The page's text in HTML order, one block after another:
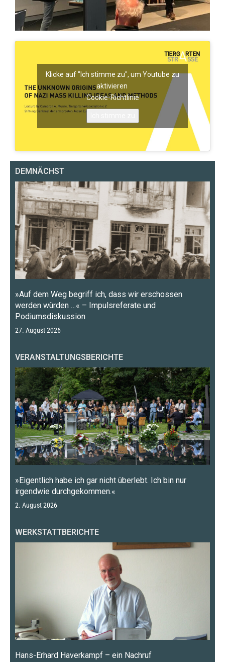
Klicke auf "Ich stimme zu", um Youtube zu
aktivieren
Cookie-Richtlinie
DEMNÄCHST
»Auf dem Weg begriff ich, dass wir erschossen
werden würden …« – Impulsreferate und
Podiumsdiskussion
27. August 2026
VERANSTALTUNGSBERICHTE
»Eigentlich habe ich gar nicht überlebt. Ich bin nur
irgendwie durchgekommen.«
2. August 2026
WERKSTATTBERICHTE
Hans-Erhard Haverkampf – ein Nachruf